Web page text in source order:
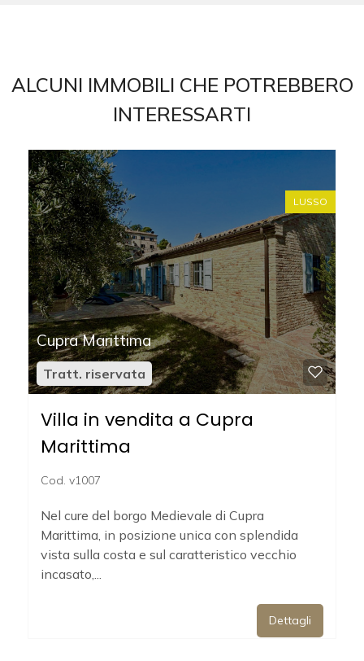
ALCUNI IMMOBILI CHE POTREBBERO
INTERESSARTI
LUSSO
Cupra Marittima
Tratt. riservata
Villa in vendita a Cupra
Marittima
Cod. v1007
Nel cure del borgo Medievale di Cupra
Marittima, in posizione unica con splendida
vista sulla costa e sul caratteristico vecchio
incasato,...
Dettagli
-
Qualsiasi
Residenziali
Commerciali
Terreni
Prezzo
mq